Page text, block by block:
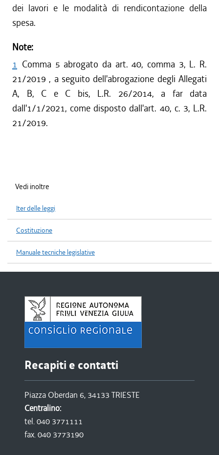
dei lavori e le modalità di rendicontazione della
spesa.
Note:
1 Comma 5 abrogato da art. 40, comma 3, L. R.
21/2019 , a seguito dell'abrogazione degli Allegati
A, B, C e C bis, L.R. 26/2014, a far data
dall'1/1/2021, come disposto dall'art. 40, c. 3, L.R.
21/2019.
Vedi inoltre
Iter delle leggi
Costituzione
Manuale tecniche legislative
Recapiti e contatti
Piazza Oberdan 6, 34133 TRIESTE
Centralino:
tel. 040 3771111
fax. 040 3773190